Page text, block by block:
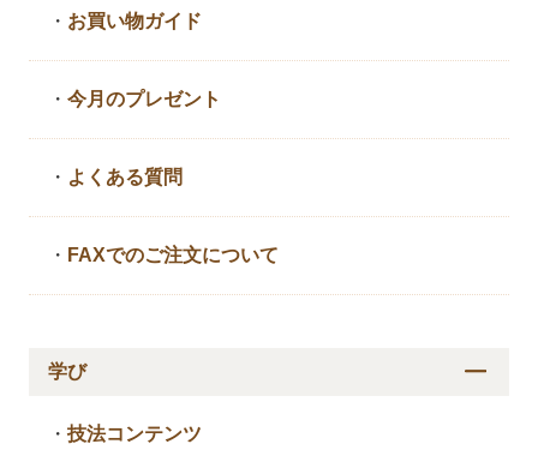
・ お買い物ガイド
・今月のプレゼント
・ よくある質問
・ FAXでのご注文について
学び
・技法コンテンツ